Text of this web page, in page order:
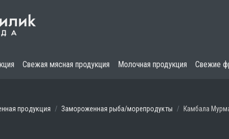
Свежая мясная продукция Молочная продукция Свежие
продукция Замороженная рыба/морепродукты Камбала